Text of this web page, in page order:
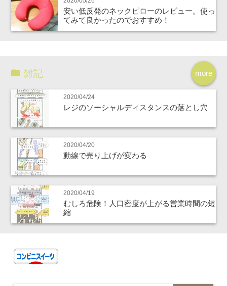
安い低反発のネックピローのレビュー。使っ
てみて良かったのでおすすめ！
more
雑記
2020/04/24
レジのソーシャルディスタンスの落とし穴
2020/04/20
動線で売り上げが変わる
2020/04/19
むしろ危険！人口密度が上がる営業時間の短
縮